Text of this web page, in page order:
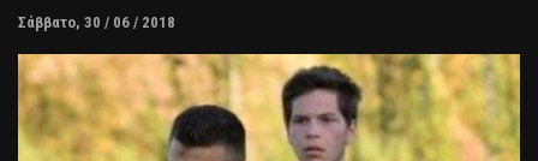
Σάββατο, 30 / 06 / 2018